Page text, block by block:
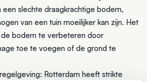
slechte draagkrachtige bodem,
van een tuin moeilijker kan zijn. Het
de bodem te verbeteren door
toe te voegen of de grond te
Rotterdam heeft strikte